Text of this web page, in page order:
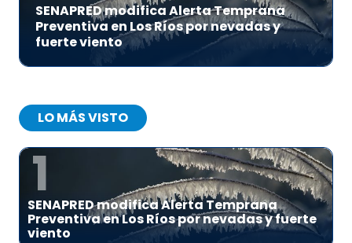
SENAPRED modifica Alerta Temprana
Preventiva en Los Ríos por nevadas y
fuerte viento
LO MÁS VISTO
1
SENAPRED modifica Alerta Temprana
Preventiva en Los Ríos por nevadas y fuerte
viento